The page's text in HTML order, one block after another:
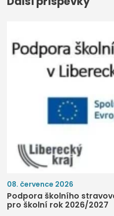
08. července 2026
Podpora školního
pro školní rok 2026/2027